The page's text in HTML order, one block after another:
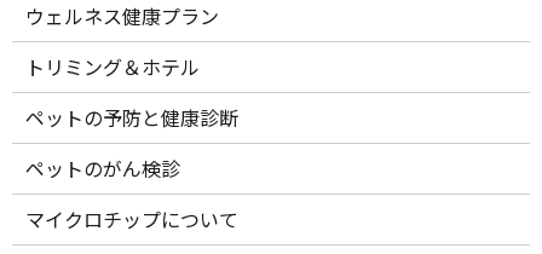
ウェルネス健康プラン
トリミング＆ホテル
ペットの予防と健康診断
ペットのがん検診
マイクロチップについて